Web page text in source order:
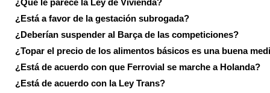
¿Qué le parece la Ley de Vivienda?
¿Está a favor de la gestación subrogada?
¿Deberían suspender al Barça de las competiciones?
¿Topar el precio de los alimentos básicos es una buena
¿Está de acuerdo con que Ferrovial se marche a Holanda?
¿Está de acuerdo con la Ley Trans?